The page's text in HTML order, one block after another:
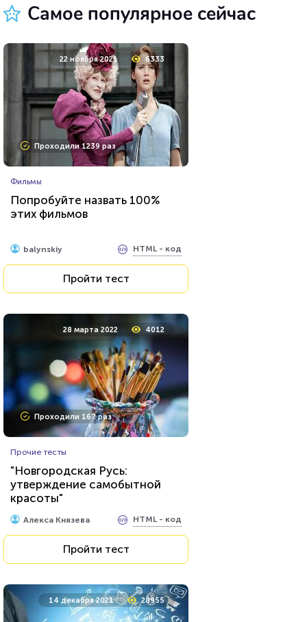
11 мая 2020 36729
Проходили 9897 раз
Тест на знание советского
фильма «Иван Васильевич
меняет профессию»
Пройти тест
8178
Проходили 1307 раз
Тест по кулинарии: что
готовят в разных странах?
Пройти тест
7 декабря 2021 8247
Самое популярное сейчас
22 ноября 2021 6333
Проходили 1239 раз
Фильмы
Попробуйте назвать 100%
этих фильмов
balynskiy HTML - код
Пройти тест
28 марта 2022 4012
Проходили 167 раз
Прочие тесты
"Новгородская Русь:
утверждение самобытной
красоты"
Алекса Князева HTML - код
Пройти тест
14 декабря 2021 28955